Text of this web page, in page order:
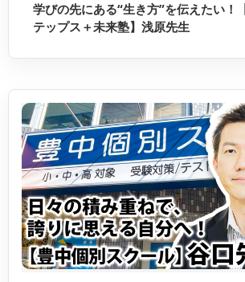
学びの先にある“生き方”を伝えたい！
テップス＋未来塾】浅原先生